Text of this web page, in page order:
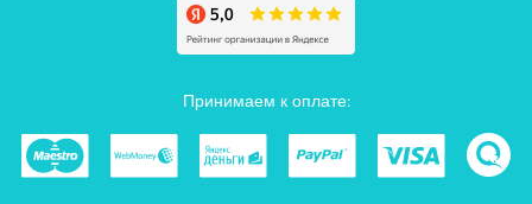
Принимаем к оплате: